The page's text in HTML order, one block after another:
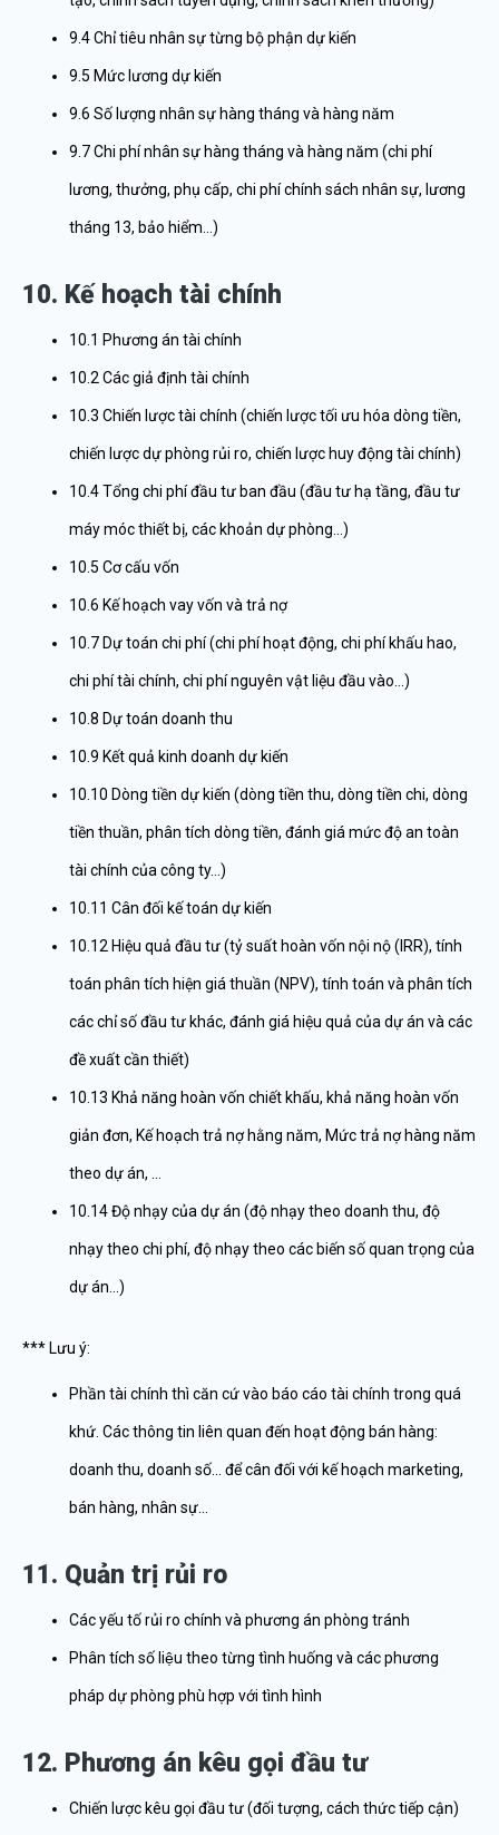
9.4 Chỉ tiêu nhân sự từng bộ phận dự kiến
9.5 Mức lương dự kiến
9.6 Số lượng nhân sự hàng tháng và hàng năm
9.7 Chi phí nhân sự hàng tháng và hàng năm (chi phí
lương, thưởng, phụ cấp, chi phí chính sách nhân sự, lương
tháng 13, bảo hiểm…)
10. Kế hoạch tài chính
10.1 Phương án tài chính
10.2 Các giả định tài chính
10.3 Chiến lược tài chính (chiến lược tối ưu hóa dòng tiền,
chiến lược dự phòng rủi ro, chiến lược huy động tài chính)
10.4 Tổng chi phí đầu tư ban đầu (đầu tư hạ tầng, đầu tư
máy móc thiết bị, các khoản dự phòng…)
10.5 Cơ cấu vốn
10.6 Kế hoạch vay vốn và trả nợ
10.7 Dự toán chi phí (chi phí hoạt động, chi phí khấu hao,
chi phí tài chính, chi phí nguyên vật liệu đầu vào…)
10.8 Dự toán doanh thu
10.9 Kết quả kinh doanh dự kiến
10.10 Dòng tiền dự kiến (dòng tiền thu, dòng tiền chi, dòng
tiền thuần, phân tích dòng tiền, đánh giá mức độ an toàn
tài chính của công ty…)
10.11 Cân đối kế toán dự kiến
10.12 Hiệu quả đầu tư (tỷ suất hoàn vốn nội nộ (IRR), tính
toán phân tích hiện giá thuần (NPV), tính toán và phân tích
các chỉ số đầu tư khác, đánh giá hiệu quả của dự án và các
đề xuất cần thiết)
10.13 Khả năng hoàn vốn chiết khấu, khả năng hoàn vốn
giản đơn, Kế hoạch trả nợ hằng năm, Mức trả nợ hàng năm
theo dự án, …
10.14 Độ nhạy của dự án (độ nhạy theo doanh thu, độ
nhạy theo chi phí, độ nhạy theo các biến số quan trọng của
dự án…)
*** Lưu ý:
Phần tài chính thì căn cứ vào báo cáo tài chính trong quá
khứ. Các thông tin liên quan đến hoạt động bán hàng:
doanh thu, doanh số… để cân đối với kế hoạch marketing,
bán hàng, nhân sự…
11. Quản trị rủi ro
Các yếu tố rủi ro chính và phương án phòng tránh
Phân tích số liệu theo từng tình huống và các phương
pháp dự phòng phù hợp với tình hình
12. Phương án kêu gọi đầu tư
Chiến lược kêu gọi đầu tư (đối tượng, cách thức tiếp cận)